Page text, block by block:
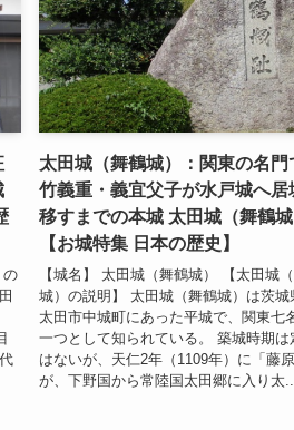
の
太田城（舞鶴城）：関東の名門
竹義重・義宜父子が水戸城へ居
移すまでの本城 太田城（舞鶴城
【お城特集 日本の歴史】
【城名】 太田城（舞鶴城） 【太田城
城）の説明】 太田城（舞鶴城）は茨城
太田市中城町にあった平城で、関東七
一つとして知られている。 築城時期は
はないが、天仁2年（1109年）に「藤原
が、下野国から常陸国太田郷に入り太